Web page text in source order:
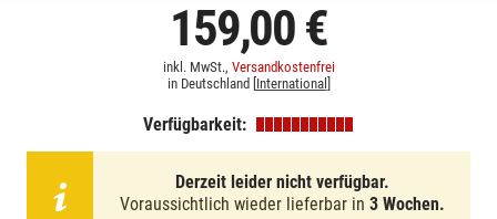
159,00 €
inkl. MwSt., Versandkostenfrei
in Deutschland [ International
Verfügbarkeit:
Derzeit leider nicht verfügbar.
Voraussichtlich wieder lieferbar in 3 Wochen.